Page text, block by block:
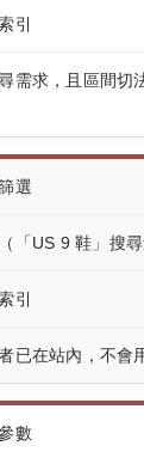
引
需求，且區間切
選
「US 9 鞋」搜尋
引
已在站內，不會
數